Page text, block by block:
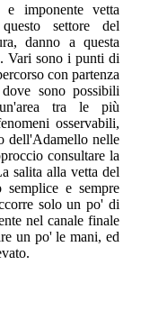
imponente vetta
settore del
danno a questa
Vari sono i punti di
con partenza
sono possibili
tra le più
osservabili,
dell'Adamello nelle
consultare la
salita alla vetta del
semplice e sempre
solo un po' di
nel canale finale
un po' le mani, ed